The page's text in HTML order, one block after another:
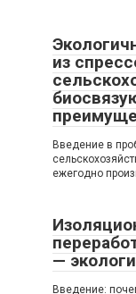
из
Введение в
ежегодно
—
Введение: